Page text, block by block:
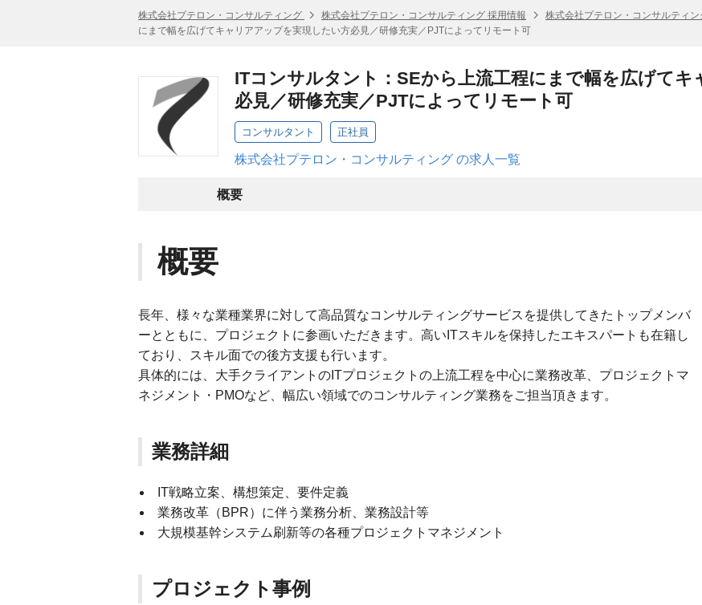
株式会社プテロン・コンサルティング 株式会社プテロン・コンサルティング 採用情報 株式会社プテロン・コンサルティン
にまで幅を広げてキャリアアップを実現したい方必見／研修充実／PJTによってリモート可
ITコンサルタント：SEから上流工程にまで幅を広げて
必見／研修充実／PJTによってリモート可
コンサルタント 正社員
株式会社プテロン・コンサルティング の求人一覧
概要
概要
長年、様々な業種業界に対して高品質なコンサルティングサービスを提供してきたトップメンバ
ーとともに、プロジェクトに参画いただきます。高いITスキルを保持したエキスパートも在籍し
ており、スキル面での後方支援も行います。
具体的には、大手クライアントのITプロジェクトの上流工程を中心に業務改革、プロジェクトマ
ネジメント・PMOなど、幅広い領域でのコンサルティング業務をご担当頂きます。
業務詳細
IT戦略立案、構想策定、要件定義
業務改革（BPR）に伴う業務分析、業務設計等
大規模基幹システム刷新等の各種プロジェクトマネジメント
プロジェクト事例